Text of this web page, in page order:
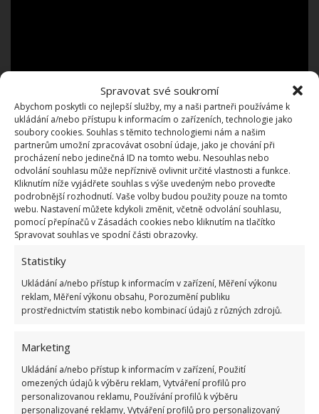
Spravovat své soukromí
Abychom poskytli co nejlepší služby, my a naši partneři používáme k
ukládání a/nebo přístupu k informacím o zařízeních, technologie jako
soubory cookies. Souhlas s těmito technologiemi nám a našim
partnerům umožní zpracovávat osobní údaje, jako je chování při
procházení nebo jedinečná ID na tomto webu. Nesouhlas nebo
odvolání souhlasu může nepříznivě ovlivnit určité vlastnosti a funkce.
Kliknutím níže vyjádřete souhlas s výše uvedeným nebo proveďte
podrobnější rozhodnutí. Vaše volby budou použity pouze na tomto
webu. Nastavení můžete kdykoli změnit, včetně odvolání souhlasu,
pomocí přepínačů v Zásadách cookies nebo kliknutím na tlačítko
Spravovat souhlas ve spodní části obrazovky.
Statistiky
Ukládání a/nebo přístup k informacím v zařízení, Měření výkonu
reklam, Měření výkonu obsahu, Porozumění publiku
prostřednictvím statistik nebo kombinací údajů z různých zdrojů.
Marketing
Ukládání a/nebo přístup k informacím v zařízení, Použití
omezených údajů k výběru reklam, Vytváření profilů pro
personalizovanou reklamu, Používání profilů k výběru
personalizované reklamy, Vytváření profilů pro personalizovaný
Málokdo zvenčí pozná, že šlo o
banku. Dnes je z ní krásné
bydlení, jehož interiér však
historii neskrývá
„Je úctyhodné, že se mu do stejného procesu chtělo
znovu,“řekl k věci uznale kolega Michal B. Nicméně
Vincentovo tempo se s druhým domem trochu
obyvatelný
Další opravy tak může dělat beze spěchu a podle
dostupných financí. Vždyť už nyní ho druhý dům
vyšel na více než 1,3 milionu Kč.